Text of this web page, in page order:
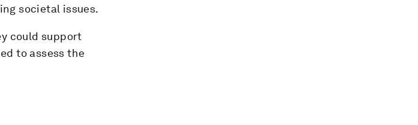
societal issues.
could support
to assess the